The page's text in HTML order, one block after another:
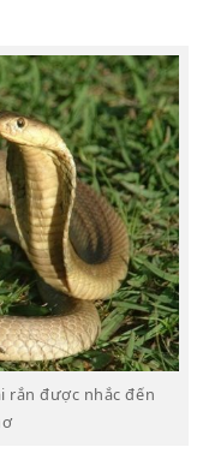
rắn được nhắc đến